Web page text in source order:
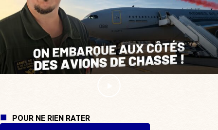
POUR NE RIEN RATER